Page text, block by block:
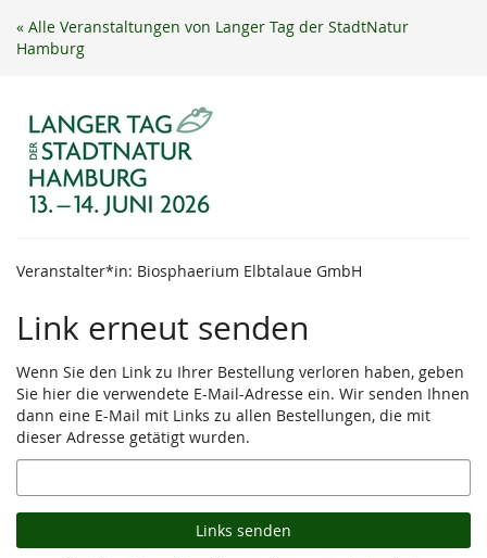
Zum
Haupt-
« Alle Veranstaltungen von Langer Tag der StadtNatur
Hamburg
Veranstalter*in: Biosphaerium Elbtalaue GmbH
Link erneut senden
Wenn Sie den Link zu Ihrer Bestellung verloren haben, geben
Sie hier die verwendete E-Mail-Adresse ein. Wir senden Ihnen
dann eine E-Mail mit Links zu allen Bestellungen, die mit
dieser Adresse getätigt wurden.
E-
Mail
Links senden